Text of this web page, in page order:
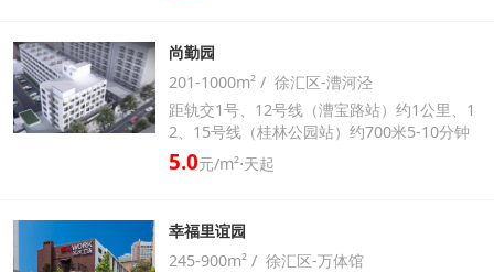
尚勤园
201-1000m² / 徐汇区-漕河泾
距轨交1号、12号线（漕宝路站）约1公里、1
2、15号线（桂林公园站）约700米5-10分钟
5.0元/m²⋅天起
幸福里谊园
245-900m² / 徐汇区-万体馆